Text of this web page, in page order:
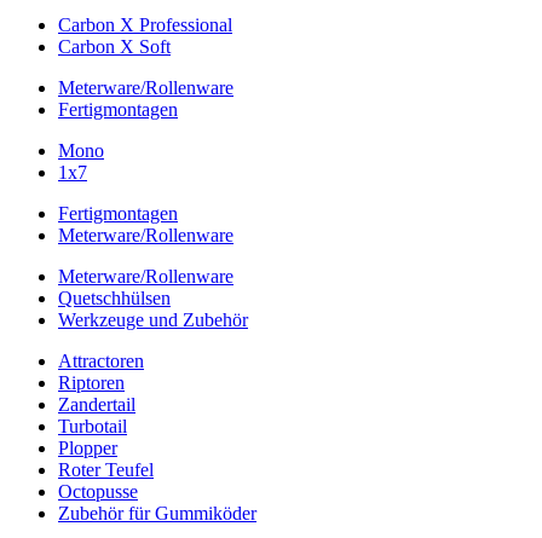
Carbon X Professional
Carbon X Soft
Meterware/Rollenware
Fertigmontagen
Mono
1x7
Fertigmontagen
Meterware/Rollenware
Meterware/Rollenware
Quetschhülsen
Werkzeuge und Zubehör
Attractoren
Riptoren
Zandertail
Turbotail
Plopper
Roter Teufel
Octopusse
Zubehör für Gummiköder